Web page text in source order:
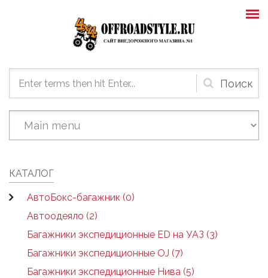
Форма
поиска
КАТАЛОГ
АвтоБокс-багажник (0)
Автоодеяло (2)
Багажники экспедиционные ED на УАЗ (3)
Багажники экспедиционные OJ (7)
Багажники экспедиционные Нива (5)